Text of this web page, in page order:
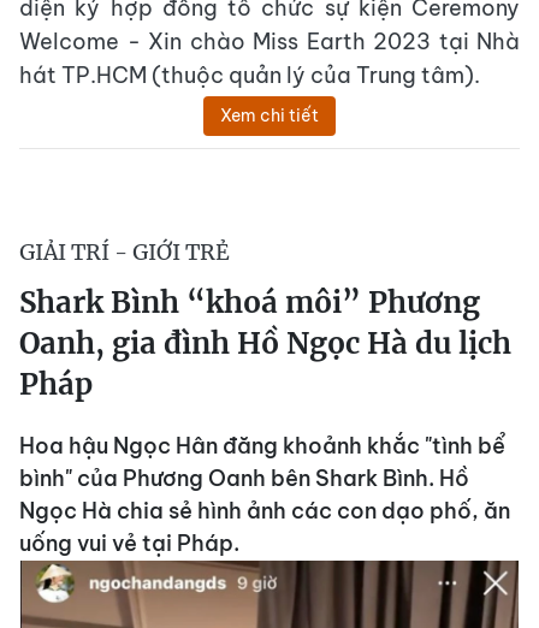
diện ký hợp đồng tổ chức sự kiện Ceremony
Welcome - Xin chào Miss Earth 2023 tại Nhà
hát TP.HCM (thuộc quản lý của Trung tâm).
Xem chi tiết
GIẢI TRÍ - GIỚI TRẺ
Shark Bình “khoá môi” Phương
Oanh, gia đình Hồ Ngọc Hà du lịch
Pháp
Hoa hậu Ngọc Hân đăng khoảnh khắc "tình bể
bình" của Phương Oanh bên Shark Bình. Hồ
Ngọc Hà chia sẻ hình ảnh các con dạo phố, ăn
uống vui vẻ tại Pháp.